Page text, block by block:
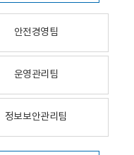
안전경영팀
운영관리팀
정보보안관리팀